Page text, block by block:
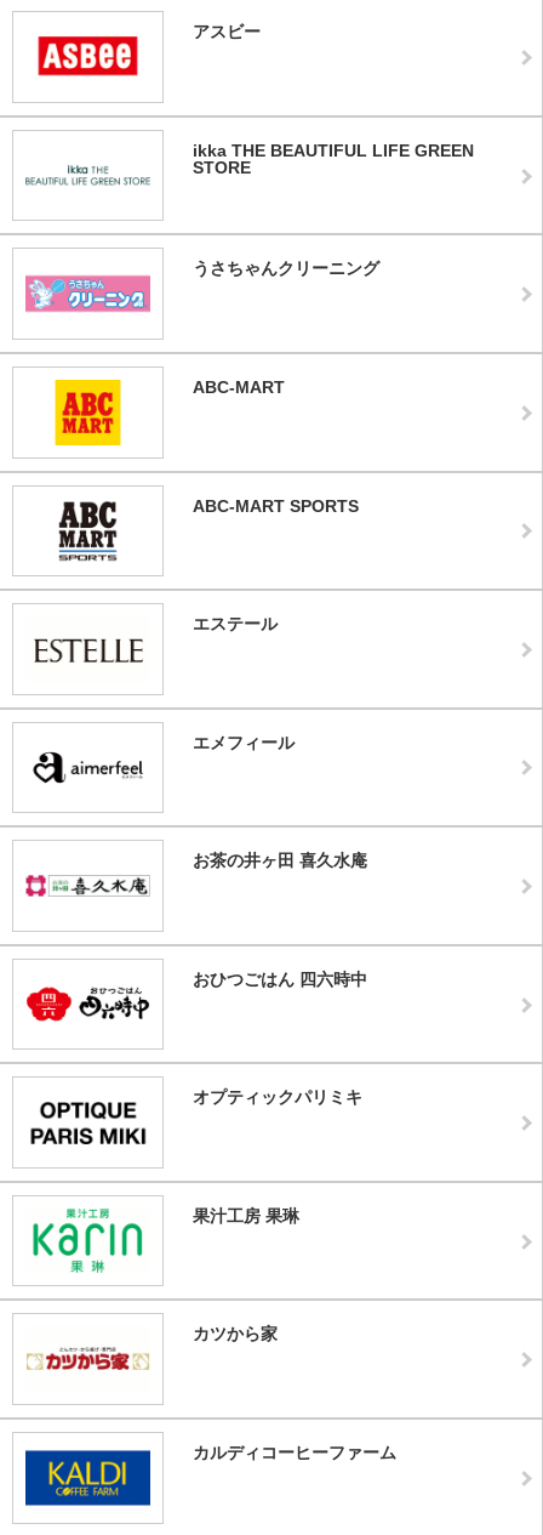
アスビー
ikka THE BEAUTIFUL LIFE GREEN
STORE
うさちゃんクリーニング
ABC-MART
ABC-MART SPORTS
エステール
エメフィール
お茶の井ヶ田 喜久水庵
おひつごはん 四六時中
オプティックパリミキ
果汁工房 果琳
カツから家
カルディコーヒーファーム